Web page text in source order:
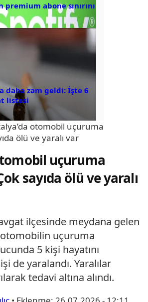
abone sınırını
daha zam geldi: İşte 6
listesi
otomobil uçuruma
ölü ve yaralı var
uçuruma
sayıda ölü ve yaralı
ilçesinde meydana gelen
uçuruma
5 kişi hayatını
de yaralandı. Yaralılar
tedavi altına alındı.